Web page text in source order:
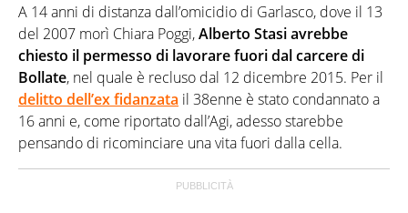
A 14 anni di distanza dall’omicidio di Garlasco, dove il 13
del 2007 morì Chiara Poggi,Alberto Stasi avrebbe
chiesto il permesso di lavorare fuori dal carcere di
Bollate, nel quale è recluso dal 12 dicembre 2015. Per il
delitto dell’ex fidanzata il 38enne è stato condannato a
16 anni e, come riportato dall’Agi, adesso starebbe
pensando di ricominciare una vita fuori dalla cella.